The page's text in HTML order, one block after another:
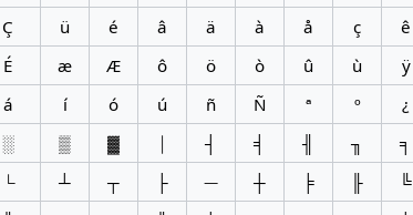
Ç ü é â ä à å ç ê
É æ Æ ô ö ò û ù ÿ
á í ó ú ñ Ñ ª º ¿
░ ▒ ▓ │ ┤ ╡ ╢ ╖ ╕
└ ┴ ┬ ├ ─ ┼ ╞ ╟ ╚